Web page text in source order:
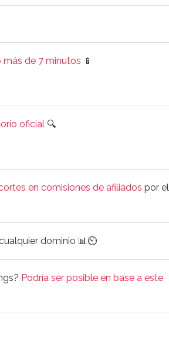
de 7 minutos 📱
oficial 🔍
en comisiones de afiliados por el
dominio 📊⏲️
Podría ser posible en base a este